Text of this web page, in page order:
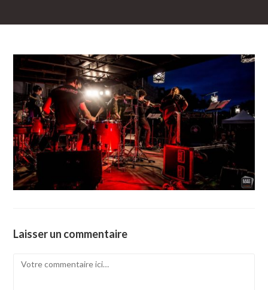
Laisser un commentaire
Comment